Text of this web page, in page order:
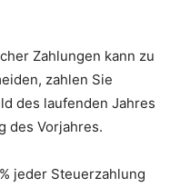
Zahlungen kann zu
zahlen Sie
des laufenden Jahres
des Vorjahres.
jeder Steuerzahlung